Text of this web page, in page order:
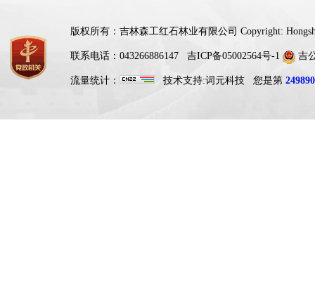
版权所有：吉林森工红石林业有限公司 Copyright:
联系电话：043266886147 吉ICP备05002564号-1 吉
流量统计： 技术支持:词元科技 您是第